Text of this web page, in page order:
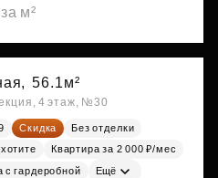
м²
56.1м²
4 этаж, №30
Скидка
Без отделки
Квартира за 2 000 ₽/мес
с гардеробной Ещё